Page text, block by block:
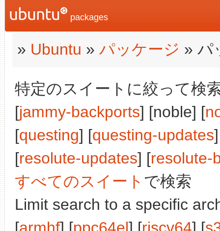
packages
» Ubuntu » パッケージ » パ
特定のスイートに絞って検
[jammy-backports] [noble] [
[questing] [questing-updates
[resolute-updates] [resolute-
すべてのスイート で検索
Limit search to a specific